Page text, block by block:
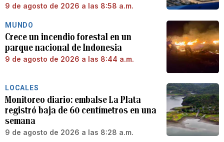
9 de agosto de 2026 a las 8:58 a.m.
MUNDO
Crece un incendio forestal en un
parque nacional de Indonesia
9 de agosto de 2026 a las 8:44 a.m.
LOCALES
Monitoreo diario: embalse La Plata
registró baja de 60 centímetros en una
semana
9 de agosto de 2026 a las 8:28 a.m.